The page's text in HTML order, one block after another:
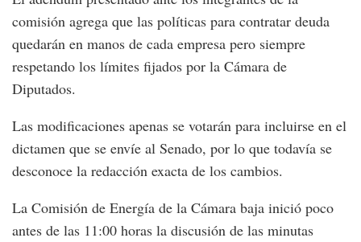
comisión agrega que las políticas para contratar deuda
quedarán en manos de cada empresa pero siempre
respetando los límites fijados por la Cámara de
Diputados.
Las modificaciones apenas se votarán para incluirse en el
dictamen que se envíe al Senado, por lo que todavía se
desconoce la redacción exacta de los cambios.
La Comisión de Energía de la Cámara baja inició poco
antes de las 11:00 horas la discusión de las minutas